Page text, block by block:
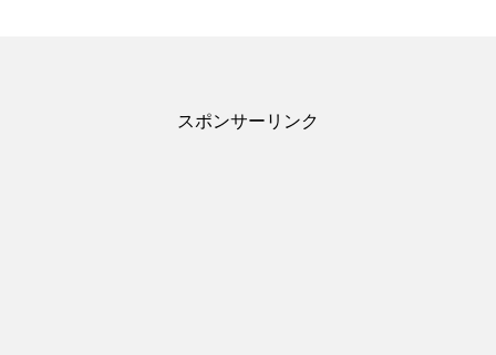
スポンサーリンク